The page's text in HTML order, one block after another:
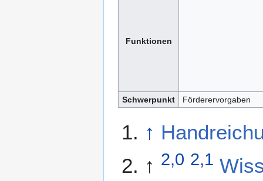
Funktionen
Schwerpunkt Förderervorgaben
↑
↑ 2,0 2,1